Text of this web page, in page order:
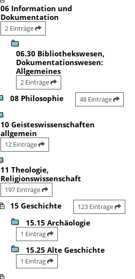
06 Information und
Dokumentation
2 Einträge
06.30 Bibliothekswesen,
Dokumentationswesen:
Allgemeines
2 Einträge
08 Philosophie 48 Einträge
10 Geisteswissenschaften
allgemein
12 Einträge
11 Theologie,
Religionswissenschaft
197 Einträge
15 Geschichte 123 Einträge
15.15 Archäologie
1 Eintrag
15.25 Alte Geschichte
1 Eintrag